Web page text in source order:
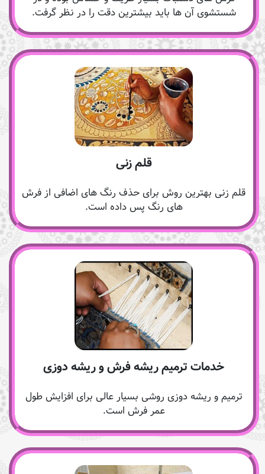
شستشوی آن ها باید بیشترین دقت را در نظر گرفت.
قلم زنی
قلم زنی بهترین روش برای حذف رنگ های اضافی از فرش
های رنگ پس داده است.
خدمات ترمیم ریشه فرش و ریشه دوزی
ترمیم و ریشه دوزی روشی بسیار عالی برای افزایش طول
عمر فرش است.